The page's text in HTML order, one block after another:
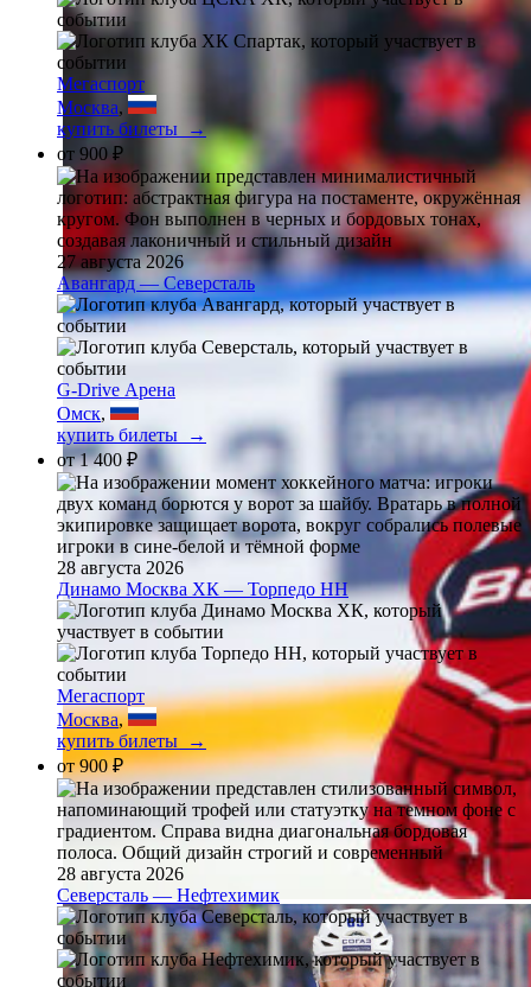
Мегаспорт
Москва,
купить билеты →
от 900 ₽
27 августа 2026
Авангард — Северсталь
G-Drive Арена
Омск,
купить билеты →
от1 400 ₽
28 августа 2026
Динамо Москва ХК — Торпедо НН
Мегаспорт
Москва,
купить билеты →
от900 ₽
28 августа 2026
Северсталь — Нефтехимик